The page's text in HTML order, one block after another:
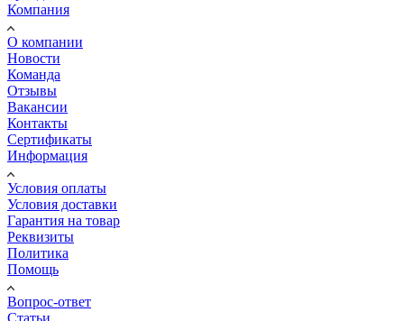
Компания
О компании
Новости
Команда
Отзывы
Вакансии
Контакты
Сертификаты
Информация
Условия оплаты
Условия доставки
Гарантия на товар
Реквизиты
Политика
Помощь
Вопрос-ответ
Статьи